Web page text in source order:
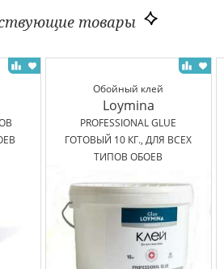
товары
Обойный клей
Loymina
PROFESSIONAL GLUE
ГОТОВЫЙ 10 КГ., ДЛЯ ВСЕХ
ТИПОВ ОБОЕВ